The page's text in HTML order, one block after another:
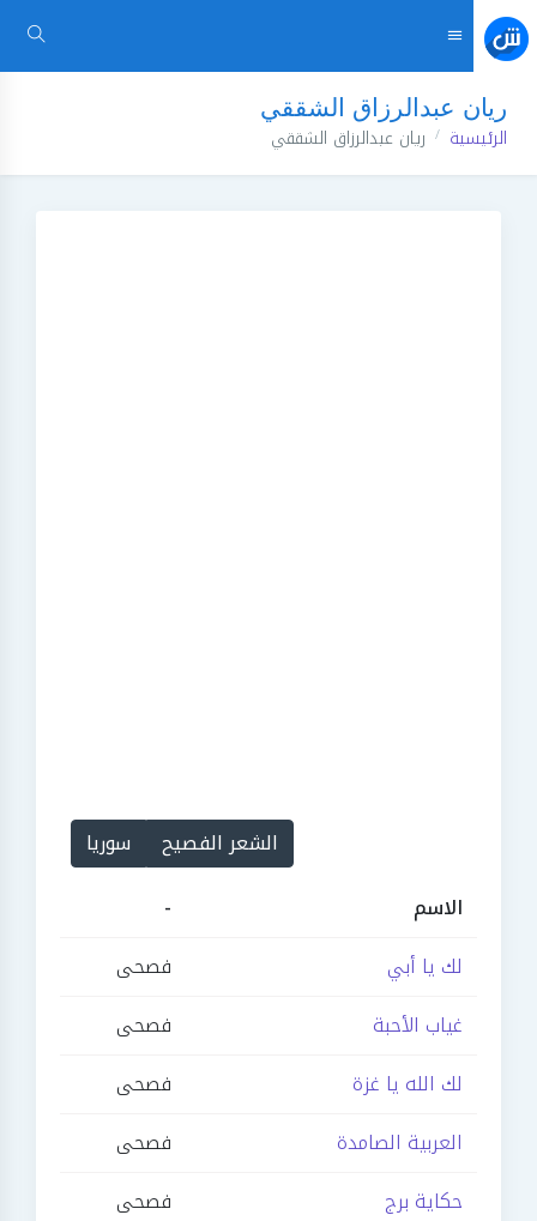
ريان عبدالرزاق الشققي
الرئيسية ريان عبدالرزاق الشققي
الشعر الفصيح
سوريا
الاسم
-
لك يا أبي
فصحى
غياب الأحبة
فصحى
لك الله يا غزة
فصحى
العربية الصامدة
فصحى
حكاية برج
فصحى